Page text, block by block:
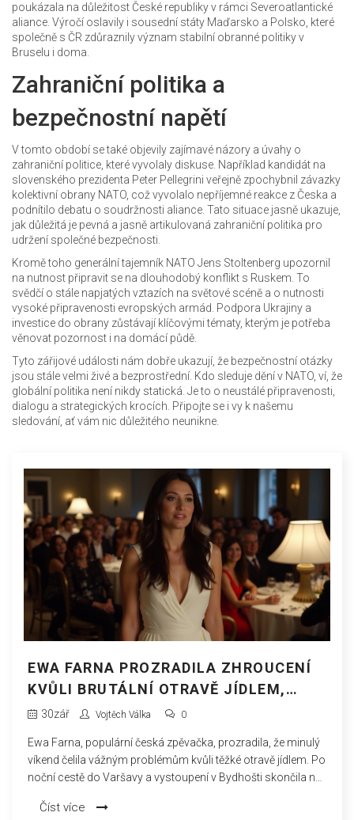
poukázala na důležitost České republiky v rámci Severoatlantické
aliance. Výročí oslavily i sousední státy Maďarsko a Polsko, které
společně s ČR zdůraznily význam stabilní obranné politiky v
Bruselu i doma.
Zahraniční politika a
bezpečnostní napětí
V tomto období se také objevily zajímavé názory a úvahy o
zahraniční politice, které vyvolaly diskuse. Například kandidát na
slovenského prezidenta Peter Pellegrini veřejně zpochybnil závazky
kolektivní obrany NATO, což vyvolalo nepříjemné reakce z Česka a
podnítilo debatu o soudržnosti aliance. Tato situace jasně ukazuje,
jak důležitá je pevná a jasně artikulovaná zahraniční politika pro
udržení společné bezpečnosti.
Kromě toho generální tajemník NATO Jens Stoltenberg upozornil
na nutnost připravit se na dlouhodobý konflikt s Ruskem. To
svědčí o stále napjatých vztazích na světové scéně a o nutnosti
vysoké připravenosti evropských armád. Podpora Ukrajiny a
investice do obrany zůstávají klíčovými tématy, kterým je potřeba
věnovat pozornost i na domácí půdě.
Tyto zářijové události nám dobře ukazují, že bezpečnostní otázky
jsou stále velmi živé a bezprostřední. Kdo sleduje dění v NATO, ví, že
globální politika není nikdy statická. Je to o neustálé připravenosti,
dialogu a strategických krocích. Připojte se i vy k našemu
sledování, ať vám nic důležitého neunikne.
EWA FARNA PROZRADILA ZHROUCENÍ
KVŮLI BRUTÁLNÍ OTRAVĚ JÍDLEM,
SKONČILA NA INFUZÍCH
30zář Vojtěch Válka 0
Ewa Farna, populární česká zpěvačka, prozradila, že minulý
víkend čelila vážným problémům kvůli těžké otravě jídlem. Po
noční cestě do Varšavy a vystoupení v Bydhošti skončila na
vystoupit na festivalu Pražský Majáles a poděkovala
Číst více